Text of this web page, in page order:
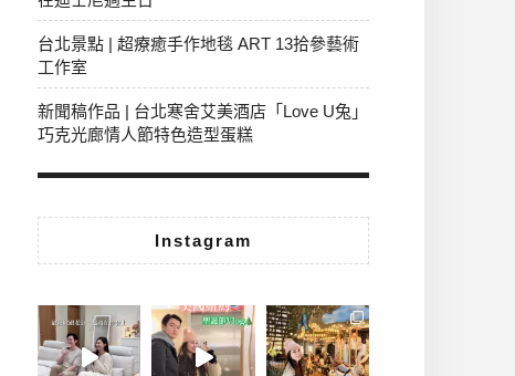
台北景點 | 超療癒手作地毯 ART 13拾參藝術
工作室
新聞稿作品 | 台北寒舍艾美酒店「Love U兔」
巧克光廊情人節特色造型蛋糕
Instagram